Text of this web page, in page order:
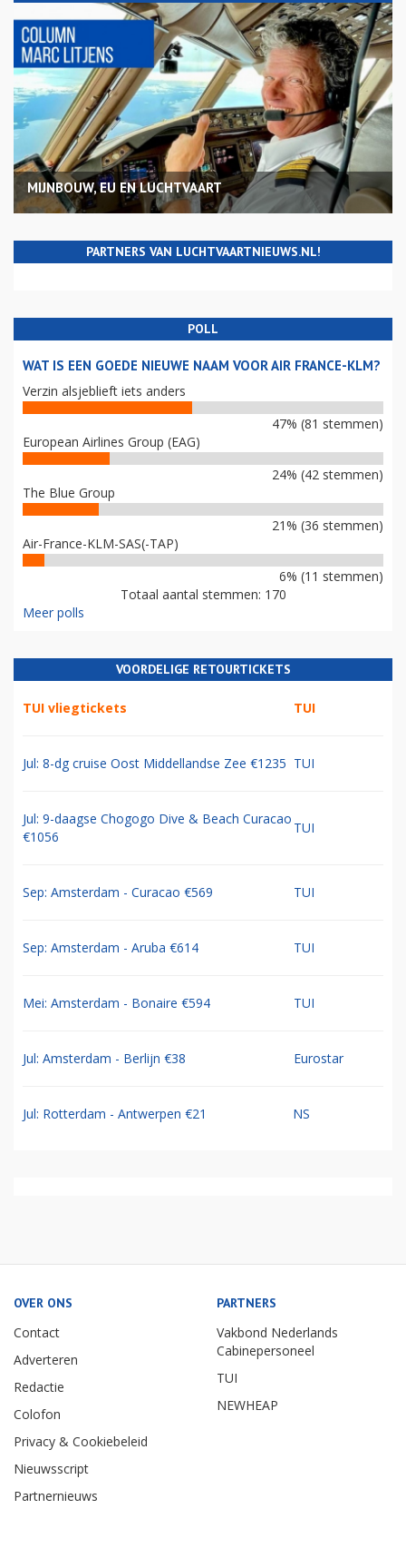
MIJNBOUW, EU EN LUCHTVAART
PARTNERS VAN LUCHTVAARTNIEUWS.NL!
POLL
WAT IS EEN GOEDE NIEUWE NAAM VOOR AIR FRANCE-KLM?
Verzin alsjeblieft iets anders
47% (81 stemmen)
European Airlines Group (EAG)
24% (42 stemmen)
The Blue Group
21% (36 stemmen)
Air-France-KLM-SAS(-TAP)
6% (11 stemmen)
Totaal aantal stemmen: 170
Meer polls
VOORDELIGE RETOURTICKETS
TUI vliegtickets TUI
Jul: 8-dg cruise Oost Middellandse Zee €1235 TUI
Jul: 9-daagse Chogogo Dive & Beach Curacao
€1056
TUI
Sep: Amsterdam - Curacao €569 TUI
Sep: Amsterdam - Aruba €614 TUI
Mei: Amsterdam - Bonaire €594 TUI
Jul: Amsterdam - Berlijn €38 Eurostar
Jul: Rotterdam - Antwerpen €21 NS
OVER ONS
Contact
Adverteren
Redactie
Colofon
Privacy & Cookiebeleid
Nieuwsscript
Partnernieuws
PARTNERS
Vakbond Nederlands
Cabinepersoneel
TUI
NEWHEAP